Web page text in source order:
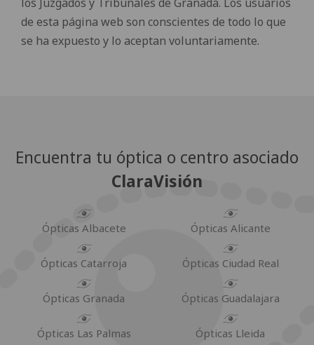
de esta página web son conscientes de todo lo que
se ha expuesto y lo aceptan voluntariamente.
Encuentra tu óptica o centro asociado
ClaraVisión
Ópticas Albacete Ópticas Alicante
Ópticas Catarroja Ópticas Ciudad Real
Ópticas Granada Ópticas Guadalajara
Ópticas Las Palmas Ópticas Lleida